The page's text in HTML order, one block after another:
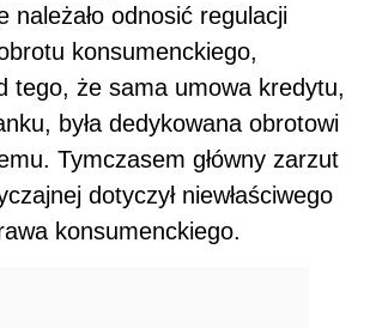
należało odnosić regulacji
konsumenckiego,
tego, że sama umowa kredytu,
była dedykowana obrotowi
Tymczasem główny zarzut
dotyczył niewłaściwego
konsumenckiego.